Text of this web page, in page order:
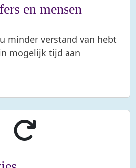
en mensen
minder verstand van hebt
mogelijk tijd aan